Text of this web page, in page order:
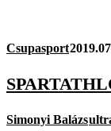
Csupasport
Simonyi Balázs